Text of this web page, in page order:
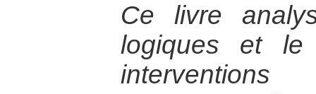
Ce livre
logiques et le
interventions